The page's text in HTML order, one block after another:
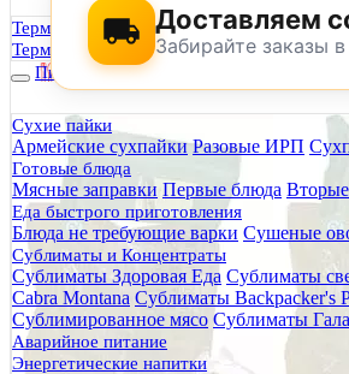
Термокружки Tyeso
Термобутылки Tyeso
Питание
Сухие пайки
Армейские сухпайки Разовые ИРП
Готовые блюда
Мясные заправки Первые блюда
Еда быстрого приготовления
Блюда не требующие варки Сушеные
Сублиматы и Концентраты
Сублиматы Здоровая Еда Сублиматы
Cabra Montana Сублиматы
Сублимированное мясо Сублиматы
Аварийное питание
Энергетические напитки
Доставляем
Забирайте заказы
По техническим
Заранее корректируйте дату и
Главная
Каталог товаров
Питание
Сублиматы и Концентраты
Сублиматы Cabra Montana